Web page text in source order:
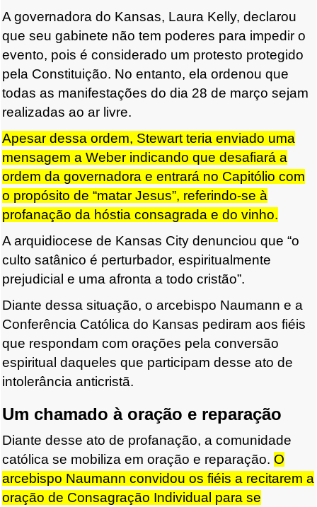
A governadora do Kansas, Laura Kelly, declarou
que seu gabinete não tem poderes para impedir o
evento, pois é considerado um protesto protegido
pela Constituição. No entanto, ela ordenou que
todas as manifestações do dia 28 de março sejam
realizadas ao ar livre.
Apesar dessa ordem, Stewart teria enviado uma
mensagem a Weber indicando que desafiará a
ordem da governadora e entrará no Capitólio com
o propósito de “matar Jesus”, referindo-se à
profanação da hóstia consagrada e do vinho.
A arquidiocese de Kansas City denunciou que “o
culto satânico é perturbador, espiritualmente
prejudicial e uma afronta a todo cristão”.
Diante dessa situação, o arcebispo Naumann e a
Conferência Católica do Kansas pediram aos fiéis
que respondam com orações pela conversão
espiritual daqueles que participam desse ato de
intolerância anticristã.
Um chamado à oração e reparação
Diante desse ato de profanação, a comunidade
católica se mobiliza em oração e reparação. O
arcebispo Naumann convidou os fiéis a recitarem a
oração de Consagração Individual para se